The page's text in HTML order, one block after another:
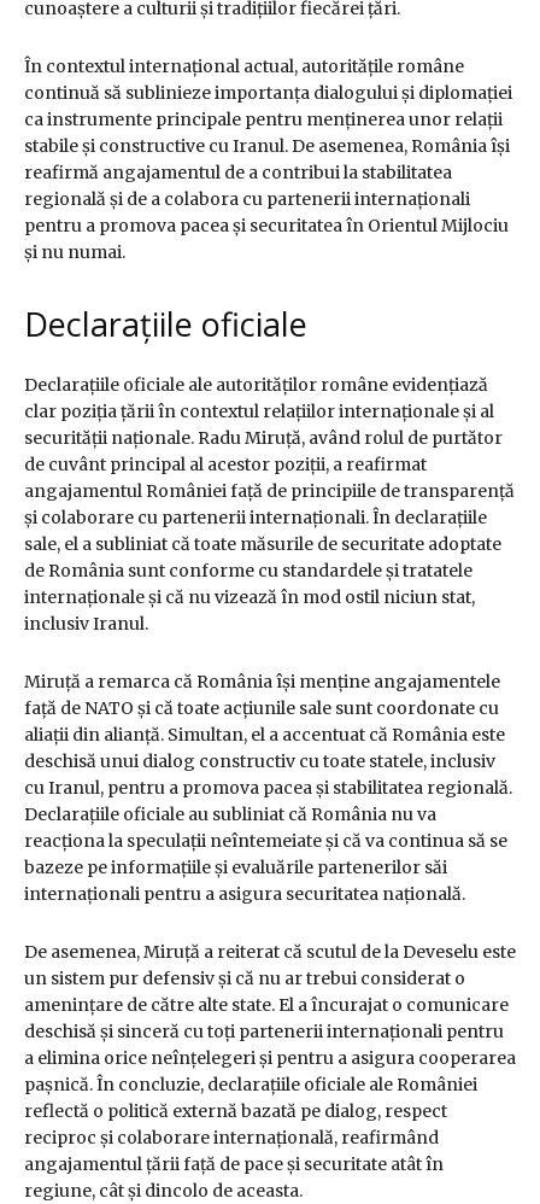
cunoaștere a culturii și tradițiilor fiecărei țări.
În contextul internațional actual, autoritățile române
continuă să sublinieze importanța dialogului și diplomației
ca instrumente principale pentru menținerea unor relații
stabile și constructive cu Iranul. De asemenea, România își
reafirmă angajamentul de a contribui la stabilitatea
regională și de a colabora cu partenerii internaționali
pentru a promova pacea și securitatea în Orientul Mijlociu
și nu numai.
Declarațiile oficiale
Declarațiile oficiale ale autorităților române evidențiază
clar poziția țării în contextul relațiilor internaționale și al
securității naționale. Radu Miruță, având rolul de purtător
de cuvânt principal al acestor poziții, a reafirmat
angajamentul României față de principiile de transparență
și colaborare cu partenerii internaționali. În declarațiile
sale, el a subliniat că toate măsurile de securitate adoptate
de România sunt conforme cu standardele și tratatele
internaționale și că nu vizează în mod ostil niciun stat,
inclusiv Iranul.
Miruță a remarca că România își menține angajamentele
față de NATO și că toate acțiunile sale sunt coordonate cu
aliații din alianță. Simultan, el a accentuat că România este
deschisă unui dialog constructiv cu toate statele, inclusiv
cu Iranul, pentru a promova pacea și stabilitatea regională.
Declarațiile oficiale au subliniat că România nu va
reacționa la speculații neîntemeiate și că va continua să se
bazeze pe informațiile și evaluările partenerilor săi
internaționali pentru a asigura securitatea națională.
De asemenea, Miruță a reiterat că scutul de la Deveselu este
un sistem pur defensiv și că nu ar trebui considerat o
amenințare de către alte state. El a încurajat o comunicare
deschisă și sinceră cu toți partenerii internaționali pentru
a elimina orice neînțelegeri și pentru a asigura cooperarea
pașnică. În concluzie, declarațiile oficiale ale României
reflectă o politică externă bazată pe dialog, respect
reciproc și colaborare internațională, reafirmând
angajamentul țării față de pace și securitate atât în
regiune, cât și dincolo de aceasta.